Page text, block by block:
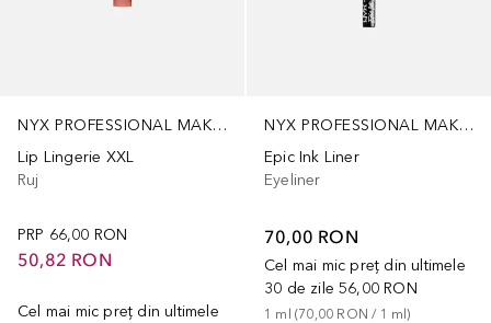
NYX PROFESSIONAL MAKEUP
Lip Lingerie XXL
Ruj
PRP 66,00 RON
50,82 RON
Cel mai mic preț din ultimele
NYX PROFESSIONAL MAKEUP
Epic Ink Liner
Eyeliner
70,00 RON
Cel mai mic preț din ultimele
30 de zile 56,00 RON
1 ml (70,00 RON / 1 ml)